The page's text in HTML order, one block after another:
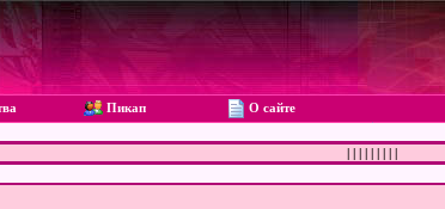
Пикап О сайте
| | | | | | | | |